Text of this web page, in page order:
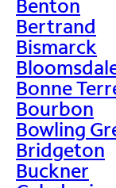
Benton
Bertrand
Bismarck
Bonne
Bourbon
Bowling
Bridgeton
Buckner